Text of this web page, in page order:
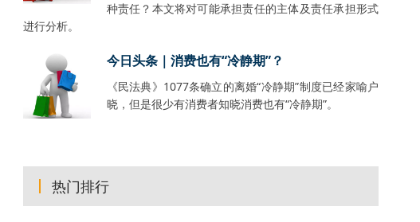
种责任？本文将对可能承担责任的主体及责任承担形式
进行分析。
今日头条｜消费也有“冷静期”？
《民法典》1077条确立的离婚“冷静期”制度已经家喻户
晓，但是很少有消费者知晓消费也有“冷静期”。
热门排行